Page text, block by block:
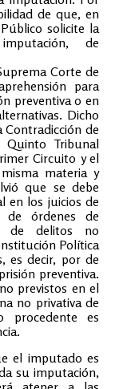
de que, en
solicite la
de
Corte de
para
preventiva o en
Dicho
de
Quinto Tribunal
Circuito y el
materia y
que se debe
en los juicios de
de órdenes de
de delitos no
Política
es decir, por de
preventiva.
previstos en el
no privativa de
procedente es
el imputado es
su imputación,